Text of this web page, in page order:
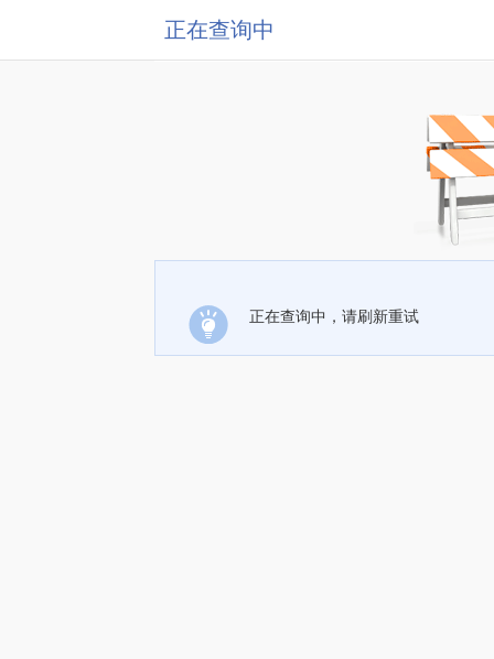
正在查询中
正在查询中，请刷新重试